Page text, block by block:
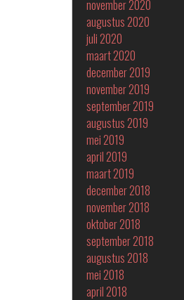
november 2020
augustus 2020
juli 2020
maart 2020
december 2019
november 2019
september 2019
augustus 2019
mei 2019
april 2019
maart 2019
december 2018
november 2018
oktober 2018
september 2018
augustus 2018
mei 2018
april 2018